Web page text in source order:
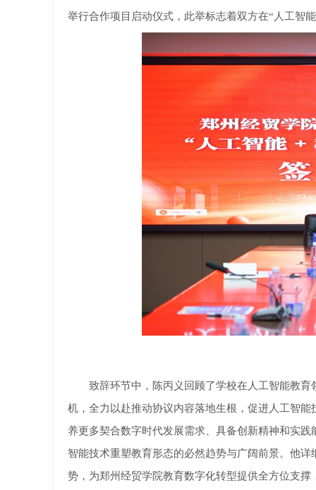
举行合作项目启动仪式，此举标志着双方在“人工智
致辞环节中，陈丙义回顾了学校在人工智能教育
机，全力以赴推动协议内容落地生根，促进人工智
养更多契合数字时代发展需求、具备创新精神和实
智能技术重塑教育形态的必然趋势与广阔前景。他
势，为郑州经贸学院教育数字化转型提供全方位支